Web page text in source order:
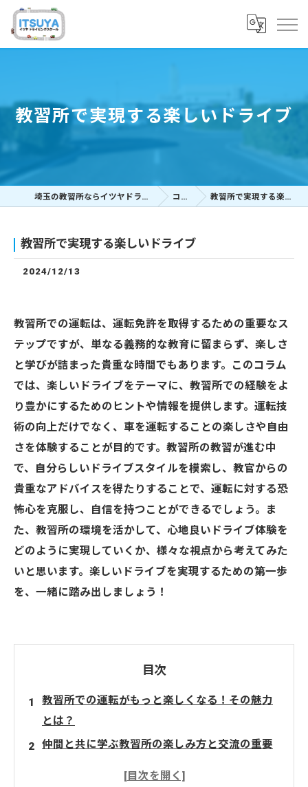
教習所で実現する楽しいドライブ
埼玉の教習所ならイツヤドライビングスクール コラム 教習所で実現する楽しいドライブ
教習所で実現する楽しいドライブ
2024/12/13
教習所での運転は、運転免許を取得するための重要なス
テップですが、単なる義務的な教育に留まらず、楽しさ
と学びが詰まった貴重な時間でもあります。このコラム
では、楽しいドライブをテーマに、教習所での経験をよ
り豊かにするためのヒントや情報を提供します。運転技
術の向上だけでなく、車を運転することの楽しさや自由
さを体験することが目的です。教習所の教習が進む中
で、自分らしいドライブスタイルを模索し、教官からの
貴重なアドバイスを得たりすることで、運転に対する恐
怖心を克服し、自信を持つことができるでしょう。ま
た、教習所の環境を活かして、心地良いドライブ体験を
どのように実現していくか、様々な視点から考えてみた
いと思います。楽しいドライブを実現するための第一歩
を、一緒に踏み出しましょう！
目次
教習所での運転がもっと楽しくなる！その魅力
とは？
仲間と共に学ぶ教習所の楽しみ方と交流の重要